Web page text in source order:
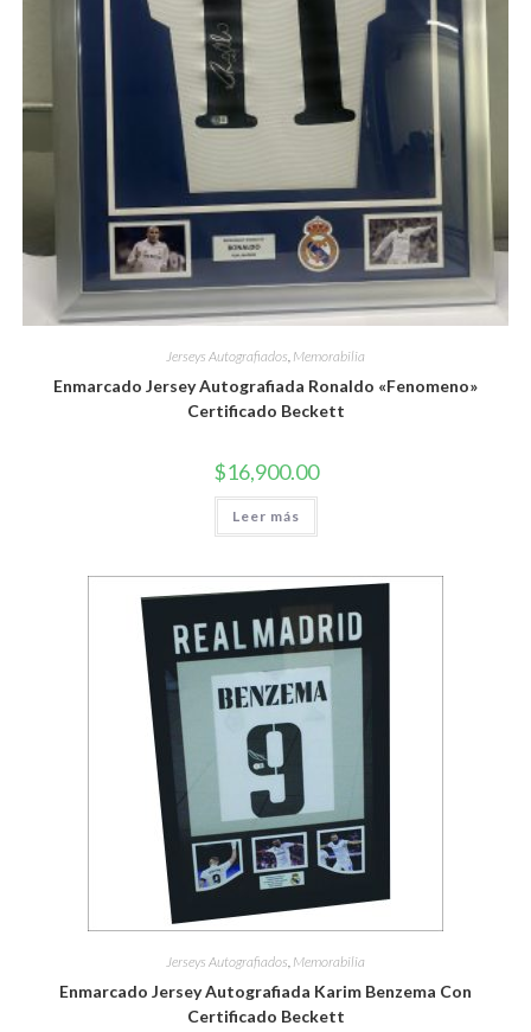
Jerseys Autografiados, Memorabilia
Enmarcado Jersey Autografiada Ronaldo «Fenomeno»
Certificado Beckett
$16,900.00
Leer más
Jerseys Autografiados Memorabilia
Enmarcado Jersey Autografiada Karim Benzema Con
Certificado Beckett